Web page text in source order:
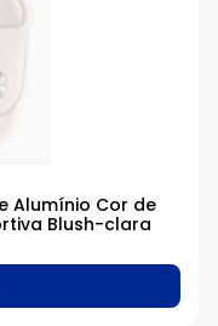
Alumínio Cor de
Blush-clara